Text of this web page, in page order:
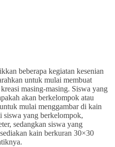
beberapa kegiatan kesenian
untuk mulai membuat
masing-masing. Siswa yang
akan berkelompok atau
mulai menggambar di kain
siswa yang berkelompok,
sedangkan siswa yang
kain berkuran 30×30